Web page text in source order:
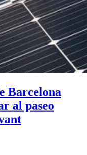
Barcelona
al paseo